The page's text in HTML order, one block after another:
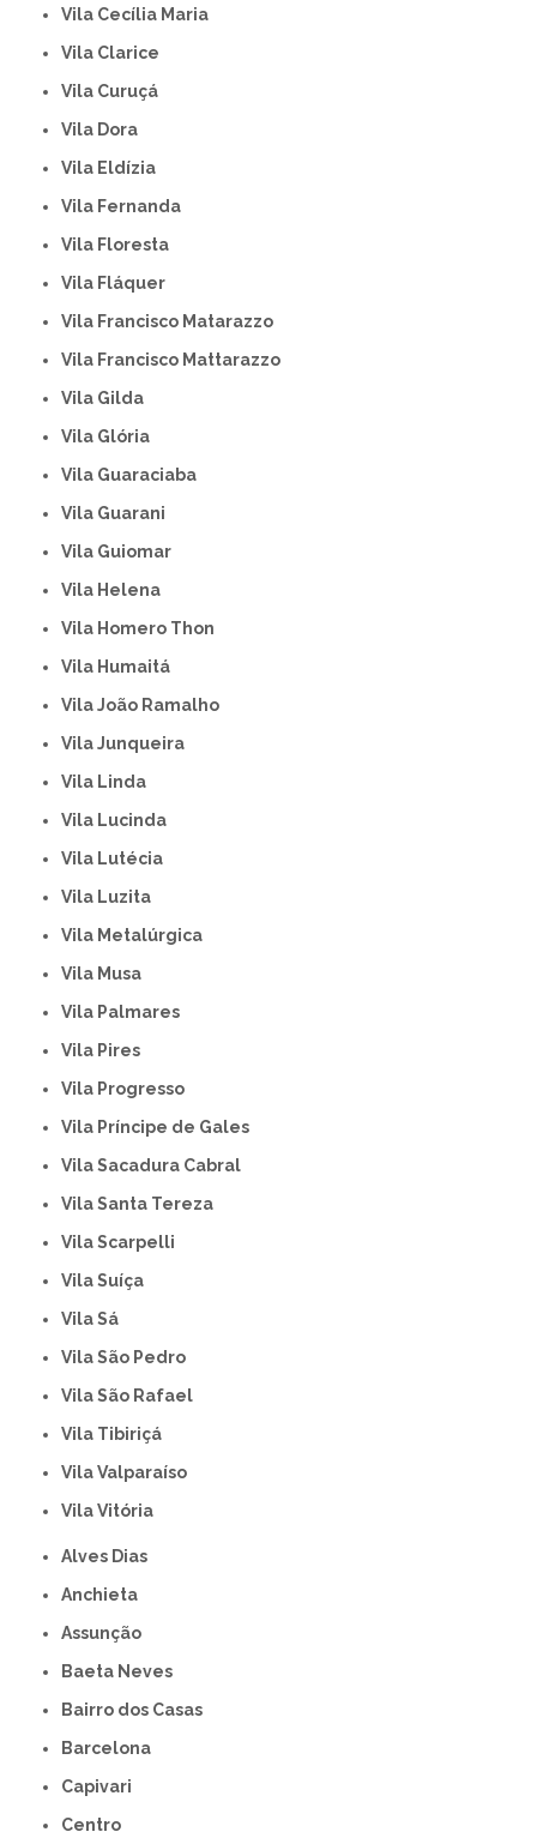
Vila Cecília Maria
Vila Clarice
Vila Curuçá
Vila Dora
Vila Eldízia
Vila Fernanda
Vila Floresta
Vila Fláquer
Vila Francisco Matarazzo
Vila Francisco Mattarazzo
Vila Gilda
Vila Glória
Vila Guaraciaba
Vila Guarani
Vila Guiomar
Vila Helena
Vila Homero Thon
Vila Humaitá
Vila João Ramalho
Vila Junqueira
Vila Linda
Vila Lucinda
Vila Lutécia
Vila Luzita
Vila Metalúrgica
Vila Musa
Vila Palmares
Vila Pires
Vila Progresso
Vila Príncipe de Gales
Vila Sacadura Cabral
Vila Santa Tereza
Vila Scarpelli
Vila Suíça
Vila Sá
Vila São Pedro
Vila São Rafael
Vila Tibiriçá
Vila Valparaíso
Vila Vitória
Alves Dias
Anchieta
Assunção
Baeta Neves
Bairro dos Casas
Barcelona
Capivari
Centro